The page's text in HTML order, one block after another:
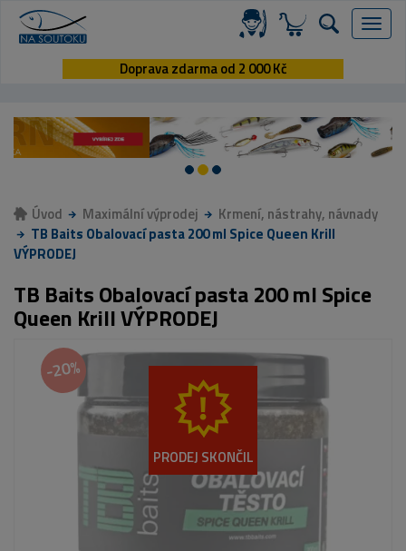
Menu
Doprava zdarma od 2 000 Kč
Úvod Maximální výprodej
Krmení, nástrahy, návnady
TB Baits Obalovací pasta 200 ml Spice Queen Krill
VÝPRODEJ
TB Baits Obalovací pasta 200 ml Spice
Queen Krill VÝPRODEJ
-20%
PRODEJ SKONČIL